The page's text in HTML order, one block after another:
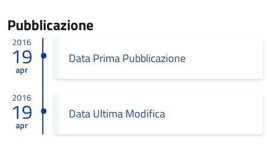
Pubblicazione
2016
19
apr
Data Prima Pubblicazione
2016
19
apr
Data Ultima Modifica